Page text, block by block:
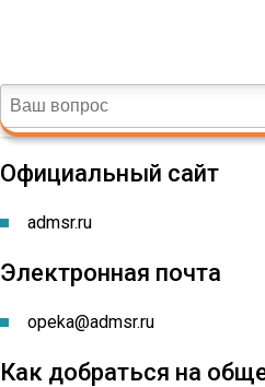
Официальный сайт
admsr.ru
Электронная почта
opeka@admsr.ru
Как добраться на